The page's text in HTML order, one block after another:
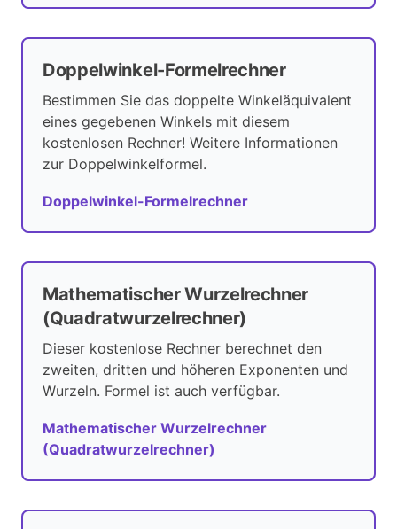
Doppelwinkel-Formelrechner
Bestimmen Sie das doppelte Winkeläquivalent
eines gegebenen Winkels mit diesem
kostenlosen Rechner! Weitere Informationen
zur Doppelwinkelformel.
Doppelwinkel-Formelrechner
Mathematischer Wurzelrechner
(Quadratwurzelrechner)
Dieser kostenlose Rechner berechnet den
zweiten, dritten und höheren Exponenten und
Wurzeln. Formel ist auch verfügbar.
Mathematischer Wurzelrechner
(Quadratwurzelrechner)